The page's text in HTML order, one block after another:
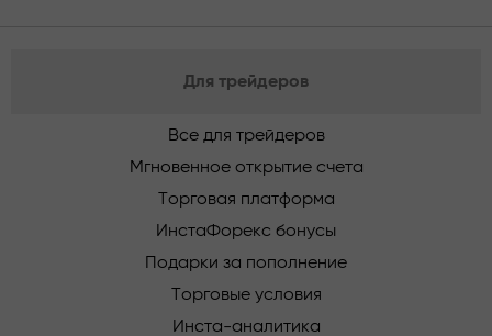
Для трейдеров
Все для трейдеров
Мгновенное открытие счета
Торговая платформа
ИнстаФорекс бонусы
Подарки за пополнение
Торговые условия
Инста-аналитика